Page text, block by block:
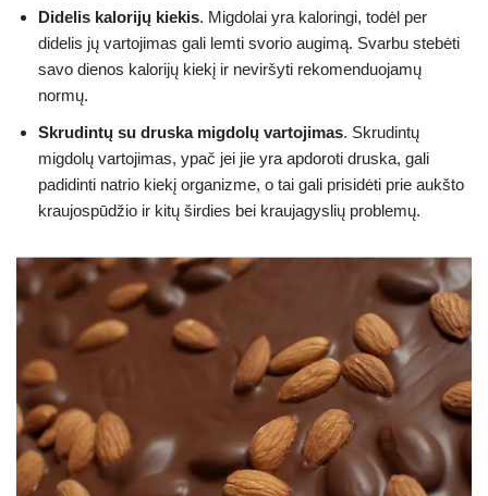
Didelis kalorijų kiekis. Migdolai yra kaloringi, todėl per
didelis jų vartojimas gali lemti svorio augimą. Svarbu stebėti
savo dienos kalorijų kiekį ir neviršyti rekomenduojamų
normų.
Skrudintų su druska migdolų vartojimas. Skrudintų
migdolų vartojimas, ypač jei jie yra apdoroti druska, gali
padidinti natrio kiekį organizme, o tai gali prisidėti prie aukšto
kraujospūdžio ir kitų širdies bei kraujagyslių problemų.